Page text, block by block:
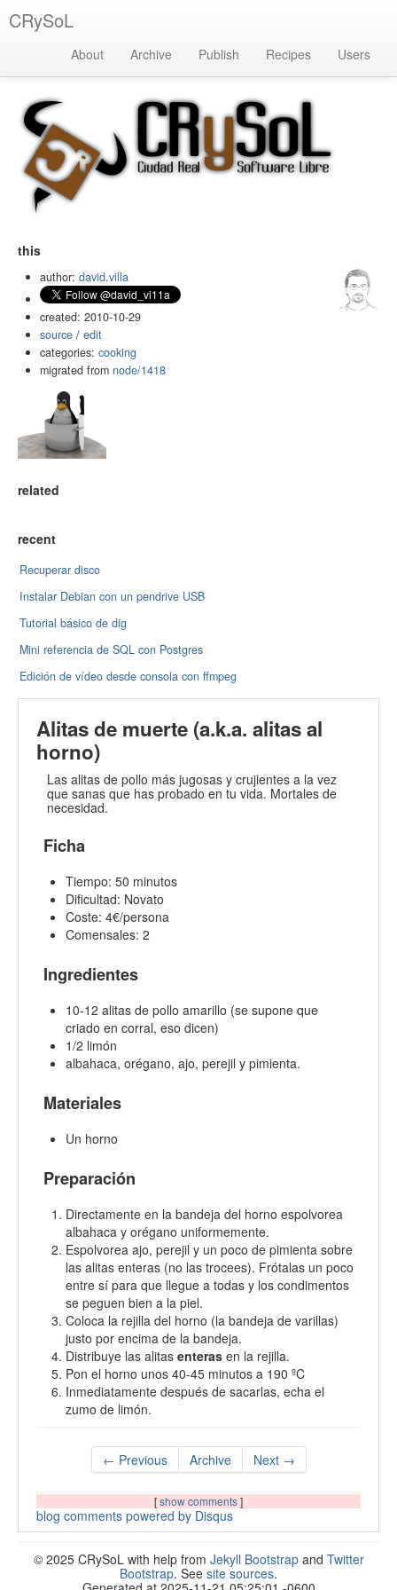
CRySoL
About Archive Publish Recipes Users
this
author: david.villa
created: 2010-10-29
source / edit
categories: cooking
migrated from node/1418
related
recent
Recuperar disco
Instalar Debian con un pendrive USB
Tutorial básico de dig
Mini referencia de SQL con Postgres
Edición de vídeo desde consola con ffmpeg
Alitas de muerte (a.k.a. alitas al
horno)
Las alitas de pollo más jugosas y crujientes a la vez
que sanas que has probado en tu vida. Mortales de
necesidad.
Ficha
Tiempo: 50 minutos
Dificultad: Novato
Coste: 4€/persona
Comensales: 2
Ingredientes
10-12 alitas de pollo amarillo (se supone que
criado en corral, eso dicen)
1/2 limón
albahaca, orégano, ajo, perejil y pimienta.
Materiales
Un horno
Preparación
Directamente en la bandeja del horno espolvorea
albahaca y orégano uniformemente.
Espolvorea ajo, perejil y un poco de pimienta sobre
las alitas enteras (no las trocees). Frótalas un poco
entre sí para que llegue a todas y los condimentos
se peguen bien a la piel.
Coloca la rejilla del horno (la bandeja de varillas)
justo por encima de la bandeja.
Distribuye las alitas enteras en la rejilla.
Pon el horno unos 40-45 minutos a 190 ºC
Inmediatamente después de sacarlas, echa el
zumo de limón.
← Previous Archive Next →
[show comments]
blog comments powered by Disqus
© 2025 CRySoL with help from Jekyll Bootstrapand Twitter
Bootstrap. See site sources.